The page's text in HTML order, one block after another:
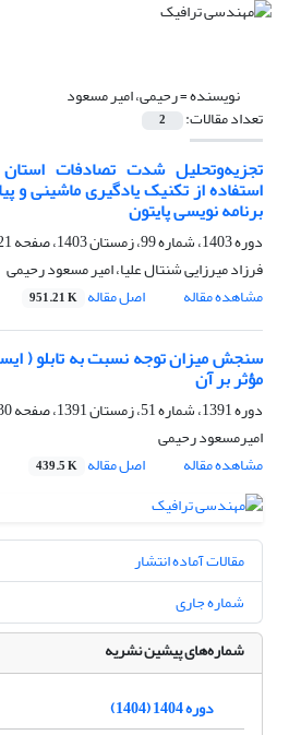
نویسنده =رحیمی، امیر مسعود
تعداد مقالات: 2
تجزیه‌وتحلیل شدت تصادفات استان
استفاده از تکنیک یادگیری ماشینی و
برنامه نویسی پایتون
دوره 1403، شماره 99، زمستان 1403، صفحه
فرزاد میرزایی شنتال علیا، امیر مسعود رحیمی
مشاهده مقاله
اصل مقاله 951.21 K
سنجش میزان توجه نسبت به تابلو (
مؤثر بر آن
دوره 1391، شماره 51، زمستان 1391، صفحه
35
امیرمسعود رحیمی
مشاهده مقاله
اصل مقاله 439.5 K
مقالات آماده انتشار
شماره جاری
شماره‌های پیشین نشریه
دوره 1404 (1404)